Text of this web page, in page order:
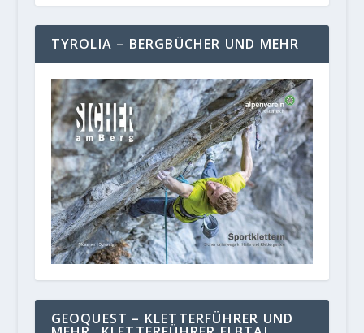
TYROLIA – BERGBÜCHER UND MEHR
GEOQUEST – KLETTERFÜHRER UND